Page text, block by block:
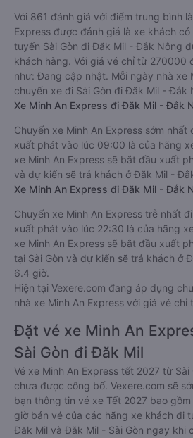
Với 861 đánh giá với điểm trung bình
Express được đánh giá là xe khách
tuyến Sài Gòn đi Đăk Mil - Đắk Nông
khách hàng. Với giá vé chỉ từ 270000
như: Đang cập nhật. Mỗi ngày nhà xe
chuyến xe đi Sài Gòn đi Đăk Mil - Đắk
Xe Minh An Express đi Đăk Mil - Đắk
Chuyến xe Minh An Express sớm
xuất phát vào lúc 09:00 là của hãng
xe Minh An Express sẽ bắt đầu xuất
và dự kiến sẽ trả khách ở Đăk Mil -
Xe Minh An Express đi Đăk Mil - Đắk
Chuyến xe Minh An Express trễ nhất
xuất phát vào lúc 22:30 là của hãng
xe Minh An Express sẽ bắt đầu xuất
tại Sài Gòn và dự kiến sẽ trả khách ở
6.4 giờ.
Hiện tại Vexere.com đang áp dụng
nhà xe Minh An Express với giá vé
Đặt vé xe Minh An
Sài Gòn đi Đăk Mil
Vé xe Minh An Express tết 2027 từ
chưa được công bố. Vexere.com sẽ
bạn thông tin vé xe Tết 2027 bao
giờ bán vé của các hãng xe khách đi
Đăk Mil và Đăk Mil - Sài Gòn ngay khi